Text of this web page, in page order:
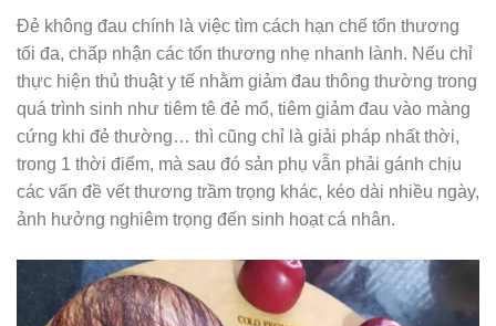
Đẻ không đau chính là việc tìm cách hạn chế tổn thương
tối đa, chấp nhận các tổn thương nhẹ nhanh lành. Nếu chỉ
thực hiện thủ thuật y tế nhằm giảm đau thông thường trong
quá trình sinh như tiêm tê đẻ mổ, tiêm giảm đau vào màng
cứng khi đẻ thường… thì cũng chỉ là giải pháp nhất thời,
trong 1 thời điểm, mà sau đó sản phụ vẫn phải gánh chịu
các vấn đề vết thương trầm trọng khác, kéo dài nhiều ngày,
ảnh hưởng nghiêm trọng đến sinh hoạt cá nhân.